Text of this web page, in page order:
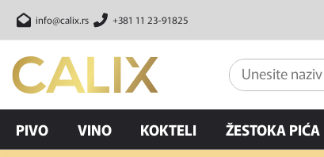
info@calix.rs +381 11 23-91825
PIVO VINO KOKTELI ŽESTOKA PIĆA